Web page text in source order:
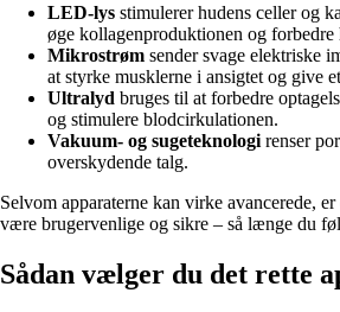
LED-lys stimulerer hudens celler og
øge kollagenproduktionen og forbedre
Mikrostrøm sender svage elektriske
at styrke musklerne i ansigtet og give
Ultralyd bruges til at forbedre
og stimulere blodcirkulationen.
Vakuum- og sugeteknologi renser
overskydende talg.
Selvom apparaterne kan virke avancerede,
være brugervenlige og sikre – så længe du
Sådan vælger du det rette